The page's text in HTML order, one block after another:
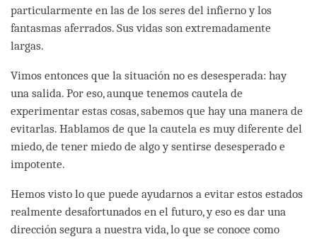
particularmente en las de los seres del infierno y los
fantasmas aferrados. Sus vidas son extremadamente
largas.
Vimos entonces que la situación no es desesperada: hay
una salida. Por eso, aunque tenemos cautela de
experimentar estas cosas, sabemos que hay una manera de
evitarlas. Hablamos de que la cautela es muy diferente del
miedo, de tener miedo de algo y sentirse desesperado e
impotente.
Hemos visto lo que puede ayudarnos a evitar estos estados
realmente desafortunados en el futuro, y eso es dar una
dirección segura a nuestra vida, lo que se conoce como